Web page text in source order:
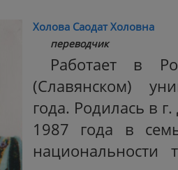
Холова Саодат Холовна
переводчик
Работает в
(Славянском)
года. Родилась в
1987 года в
национальности